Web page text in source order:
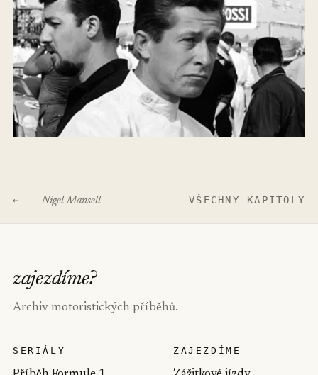
← Nigel Mansell VŠECHNY KAPITOLY
zajezdíme?
Archiv motoristických příběhů.
SERIÁLY ZAJEZDÍME